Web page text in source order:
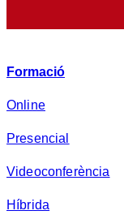
v
d
s
a
Formació
Online
Presencial
Videoconferència
Híbrida